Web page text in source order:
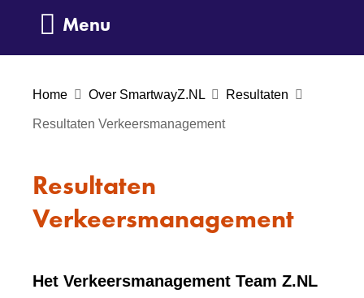
e
Menu
Home Over SmartwayZ.NL Resultaten
Resultaten Verkeersmanagement
Resultaten
Verkeersmanagement
Het Verkeersmanagement Team Z.NL